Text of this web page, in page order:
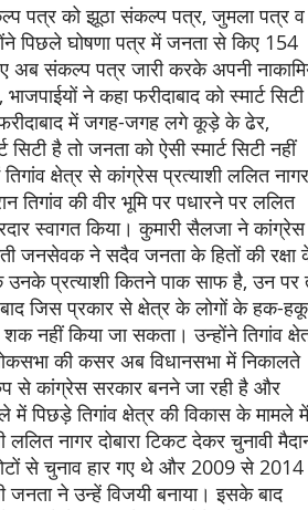
पत्र को झूठा संकल्प पत्र, जुमला पत्र व
पिछले घोषणा पत्र में जनता से किए 154
अब संकल्प पत्र जारी करके अपनी
ने कहा फरीदाबाद को स्मार्ट सिटी
फरीदाबाद में जगह-जगह लगे कूड़े के ढेर,
है तो जनता को ऐसी स्मार्ट सिटी नहीं
क्षेत्र से कांग्रेस प्रत्याशी ललित नागर
तिगांव की वीर भूमि पर पधारने पर ललित
स्वागत किया। कुमारी सैलजा ने कांग्रेस
जनसेवक ने सदैव जनता के हितों की रक्षा
उनके प्रत्याशी कितने पाक साफ है, उन पर
जिस प्रकार से क्षेत्र के लोगों के हक-
किया जा सकता। उन्होंने तिगांव
की कसर अब विधानसभा में निकालते
से कांग्रेस सरकार बनने जा रही है और
में पिछड़े तिगांव क्षेत्र की विकास के मामले में
नागर दोबारा टिकट देकर चुनावी
से चुनाव हार गए थे और 2009 से 2014
ने उन्हें विजयी बनाया। इसके बाद